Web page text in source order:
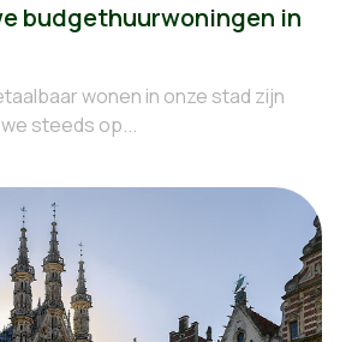
budgethuurwoningen in
wonen in onze stad zijn
steeds op...